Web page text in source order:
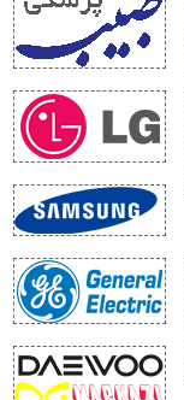
راهبردی» پیش می‌رود
به یک جنگ منطقه‌ای تبدیل